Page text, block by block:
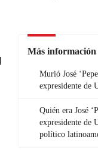
Más información
Murió José
expresidente de
Quién era José
expresidente de
político